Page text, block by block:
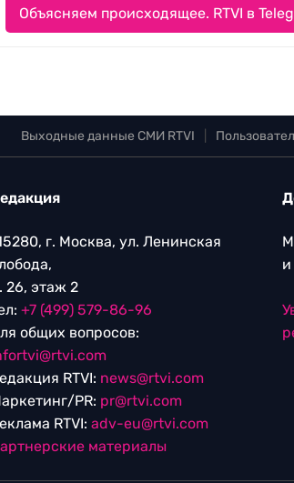
Объясняем происходящее. RTVI в
Выходные данные СМИ RTVI
г. Москва, ул. Ленинская
26, этаж 2
+7 (499) 579-86-96
общих вопросов:
RTVI: news@rtvi.com
PR: pr@rtvi.com
RTVI: adv-eu@rtvi.com
материалы
и